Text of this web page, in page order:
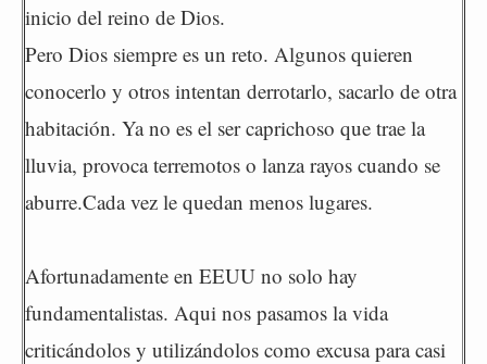
inicio del reino de Dios.
Pero Dios siempre es un reto. Algunos quieren
conocerlo y otros intentan derrotarlo, sacarlo de otra
habitación. Ya no es el ser caprichoso que trae la
lluvia, provoca terremotos o lanza rayos cuando se
aburre.Cada vez le quedan menos lugares.
Afortunadamente en EEUU no solo hay
fundamentalistas. Aqui nos pasamos la vida
criticándolos y utilizándolos como excusa para casi